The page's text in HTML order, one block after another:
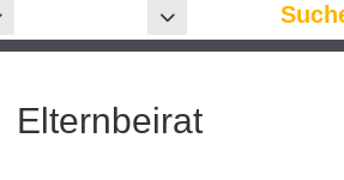
Weitere Informationen: AktuellesWeitere Informationen:
Elternbeirat